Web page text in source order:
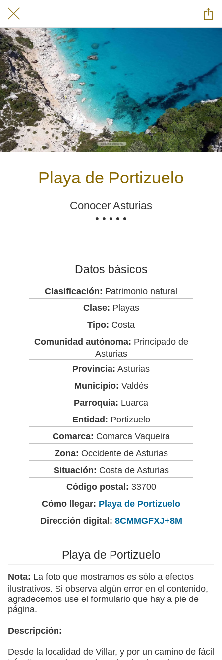
Playa de Portizuelo
Conocer Asturias
• • • • •
Datos básicos
Clasificación: Patrimonio natural
Clase: Playas
Tipo: Costa
Comunidad autónoma: Principado de
Asturias
Provincia: Asturias
Municipio: Valdés
Parroquia: Luarca
Entidad: Portizuelo
Comarca: Comarca Vaqueira
Zona: Occidente de Asturias
Situación: Costa de Asturias
Código postal: 33700
Cómo llegar: Playa de Portizuelo
Dirección digital: 8CMMGFXJ+8M
Playa de Portizuelo
Nota: La foto que mostramos es sólo a efectos
ilustrativos. Si observa algún error en el contenido,
agradecemos use el formulario que hay a pie de
página.
Descripción:
Desde la localidad de Villar, y por un camino de fácil